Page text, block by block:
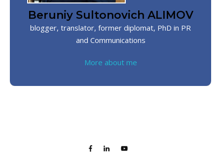
Beruniy Sultonovich ALIMOV
blogger, translator, former diplomat, PhD in PR
and Communications
More about me